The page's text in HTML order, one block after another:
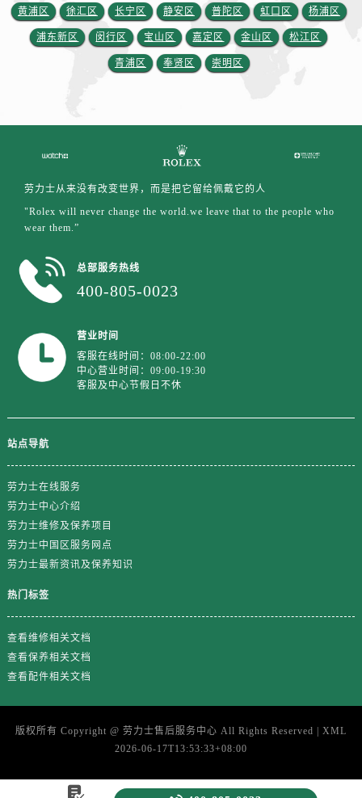
黄浦区 徐汇区 长宁区 静安区 普陀区 虹口区 杨浦区
浦东新区 闵行区 宝山区 嘉定区 金山区 松江区
青浦区 奉贤区 崇明区
劳力士从来没有改变世界，而是把它留给佩戴它的人
"Rolex will never change the world.we leave that to the people who
wear them.”
总部服务热线
400-805-0023
营业时间
客服在线时间：08:00-22:00
中心营业时间：09:00-19:30
客服及中心节假日不休
站点导航
劳力士在线服务
劳力士中心介绍
劳力士维修及保养项目
劳力士中国区服务网点
劳力士最新资讯及保养知识
热门标签
查看维修相关文档
查看保养相关文档
查看配件相关文档
版权所有 Copyright @ 劳力士售后服务中心 All Rights Reserved | XML
2026-06-17T13:53:33+08:00
